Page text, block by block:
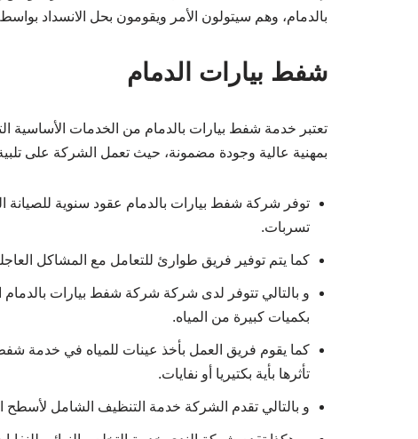
بالدمام، وهم سيتولون الأمر ويقومون بحل الانسداد
شفط بيارات الدمام
تعتبر خدمة شفط بيارات بالدمام من الخدمات الأساسية
بمهنية عالية وجودة مضمونة، حيث تعمل الشركة على
توفر شركة شفط بيارات بالدمام عقود سنوية للصيانة
تسربات.
كما يتم توفير فريق طوارئ للتعامل مع المشاكل
و بالتالي تتوفر لدى شركة شركة شفط بيارات
بكميات كبيرة من المياه.
كما يقوم فريق العمل بأخذ عينات للمياه في خدمة شفط
تأثرها بأية بكتيريا أو نفايات.
و بالتالي تقدم الشركة خدمة التنظيف الشامل لأسطح